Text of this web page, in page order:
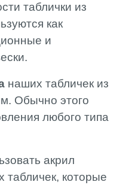
таблички из
как
и
наших табличек из
Обычно этого
любого типа
акрил
которые